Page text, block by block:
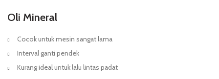
Oli Mineral
Cocok untuk mesin sangat lama
Interval ganti pendek
Kurang ideal untuk lalu lintas padat